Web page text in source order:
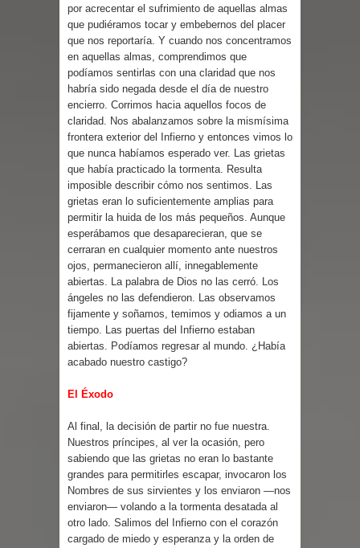
por acrecentar el sufrimiento de aquellas almas
que pudiéramos tocar y embebernos del placer
que nos reportaría. Y cuando nos concentramos
en aquellas almas, comprendimos que
podíamos sentirlas con una claridad que nos
habría sido negada desde el día de nuestro
encierro. Corrimos hacia aquellos focos de
claridad. Nos abalanzamos sobre la mismísima
frontera exterior del Infierno y entonces vimos lo
que nunca habíamos esperado ver. Las grietas
que había practicado la tormenta. Resulta
imposible describir cómo nos sentimos. Las
grietas eran lo suficientemente amplias para
permitir la huida de los más pequeños. Aunque
esperábamos que desaparecieran, que se
cerraran en cualquier momento ante nuestros
ojos, permanecieron allí, innegablemente
abiertas. La palabra de Dios no las cerró. Los
ángeles no las defendieron. Las observamos
fijamente y soñamos, temimos y odiamos a un
tiempo. Las puertas del Infierno estaban
abiertas. Podíamos regresar al mundo. ¿Había
acabado nuestro castigo?
El Éxodo
Al final, la decisión de partir no fue nuestra.
Nuestros príncipes, al ver la ocasión, pero
sabiendo que las grietas no eran lo bastante
grandes para permitirles escapar, invocaron los
Nombres de sus sirvientes y los enviaron —nos
enviaron— volando a la tormenta desatada al
otro lado. Salimos del Infierno con el corazón
cargado de miedo y esperanza y la orden de